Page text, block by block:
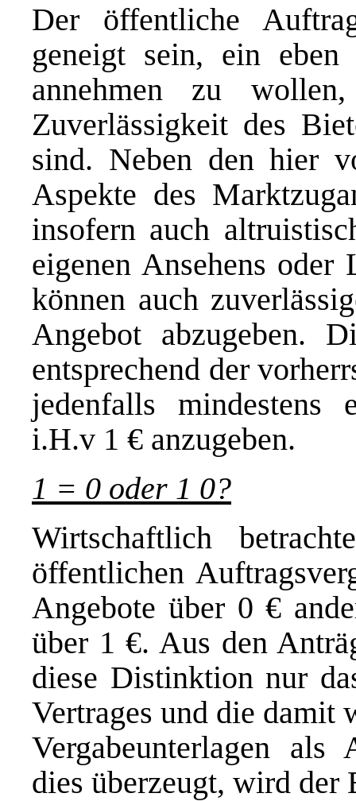
Der öffentliche
geneigt sein, ein eben
annehmen zu
Zuverlässigkeit des
sind. Neben den hier
Aspekte des
insofern auch
eigenen Ansehens oder
können auch
Angebot abzugeben.
entsprechend der
jedenfalls mindestens
i.H.v 1 € anzugeben.
1 = 0 oder 1 0?
Wirtschaftlich
öffentlichen
Angebote über 0 €
über 1 €. Aus den
diese Distinktion nur
Vertrages und die damit
Vergabeunterlagen
dies überzeugt, wird der